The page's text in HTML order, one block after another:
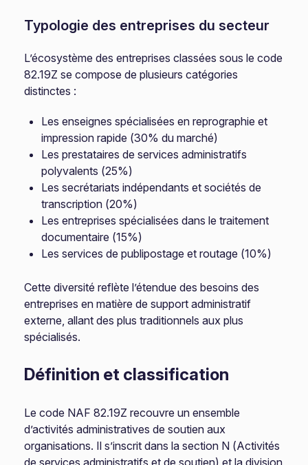
Typologie des entreprises du secteur
L’écosystème des entreprises classées sous le code
82.19Z se compose de plusieurs catégories
distinctes :
Les enseignes spécialisées en reprographie et
impression rapide (30% du marché)
Les prestataires de services administratifs
polyvalents (25%)
Les secrétariats indépendants et sociétés de
transcription (20%)
Les entreprises spécialisées dans le traitement
documentaire (15%)
Les services de publipostage et routage (10%)
Cette diversité reflète l’étendue des besoins des
entreprises en matière de support administratif
externe, allant des plus traditionnels aux plus
spécialisés.
Définition et classification
Le code NAF 82.19Z recouvre un ensemble
d’activités administratives de soutien aux
organisations. Il s’inscrit dans la section N (Activités
de services administratifs et de soutien) et la division